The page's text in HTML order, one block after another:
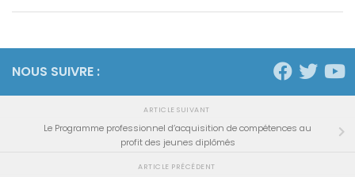
NOUS SUIVRE :
ARTICLE SUIVANT
Le Programme professionnel d’acquisition de compétences au
profit des jeunes diplômés
ARTICLE PRÉCÉDENT